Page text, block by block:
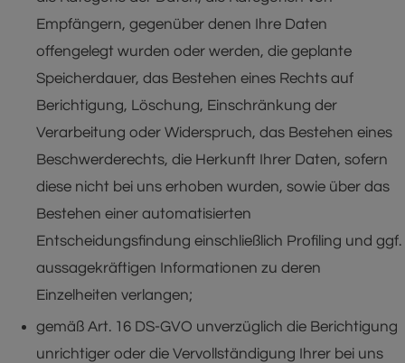
Empfängern, gegenüber denen Ihre Daten
offengelegt wurden oder werden, die geplante
Speicherdauer, das Bestehen eines Rechts auf
Berichtigung, Löschung, Einschränkung der
Verarbeitung oder Widerspruch, das Bestehen eines
Beschwerderechts, die Herkunft Ihrer Daten, sofern
diese nicht bei uns erhoben wurden, sowie über das
Bestehen einer automatisierten
Entscheidungsfindung einschließlich Profiling und ggf.
aussagekräftigen Informationen zu deren
Einzelheiten verlangen;
gemäß Art. 16 DS-GVO unverzüglich die Berichtigung
unrichtiger oder die Vervollständigung Ihrer bei uns